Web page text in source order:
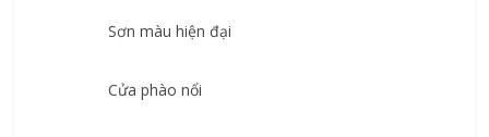
Sơn màu hiện đại
Cửa phào nổi